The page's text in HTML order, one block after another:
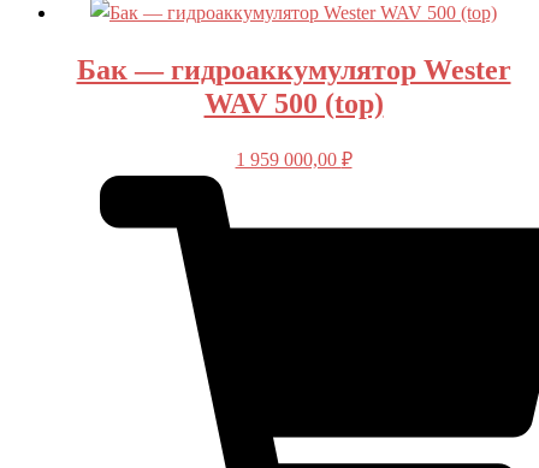
Бак — гидроаккумулятор Wester
WAV 500 (top)
1 959 000,00 ₽